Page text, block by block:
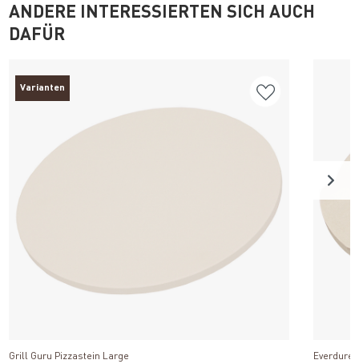
ANDERE INTERESSIERTEN SICH AUCH
DAFÜR
Varianten
Grill Guru Pizzastein Large
Everdure